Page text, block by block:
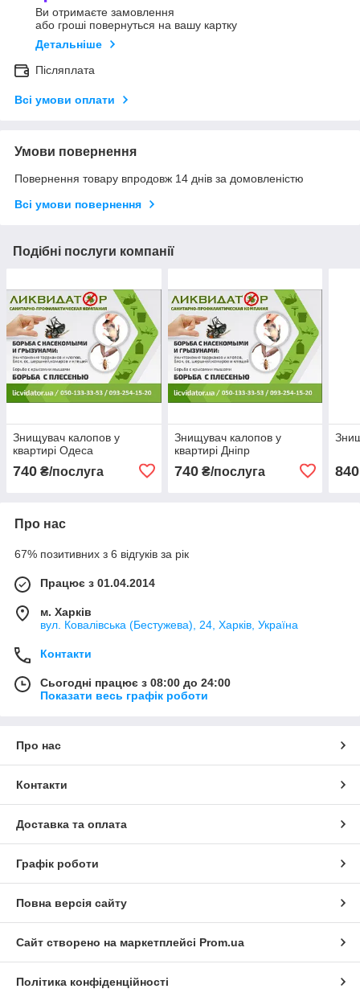
Ви отримаєте замовлення
або гроші повернуться на вашу картку
Детальніше
Післяплата
Всі умови оплати
Умови повернення
Повернення товару впродовж 14 днів за домовленістю
Всі умови повернення
Подібні послуги компанії
Знищувач калопов у
квартирі Одеса
740 ₴/послуга
Знищувач калопов у
квартирі Дніпр
740₴/послуга 840
Про нас
67% позитивних з 6 відгуків за рік
Працює з 01.04.2014
м. Харків
вул. Ковалівська (Бестужева), 24, Харків, Україна
Контакти
Сьогодні працює з 08:00 до 24:00
Показати весь графік роботи
Про нас
Контакти
Доставка та оплата
Графік роботи
Повна версія сайту
Сайт створено на маркетплейсі Prom.ua
Політика конфіденційності